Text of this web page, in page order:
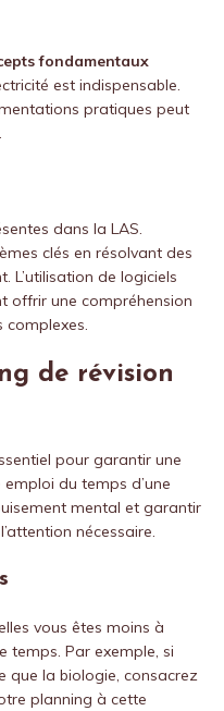
fondamentaux
est indispensable.
pratiques peut
dans la LAS.
clés en résolvant des
L’utilisation de logiciels
offrir une compréhension
de révision
pour garantir une
du temps d’une
mental et garantir
nécessaire.
vous êtes moins à
temps. Par exemple, si
que la biologie, consacrez
planning à cette